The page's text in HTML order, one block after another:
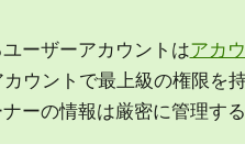
ーザーアカウントはアカ
ウントで最上級の権限を
ーの情報は厳密に管理す